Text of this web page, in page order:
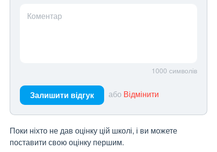
Коментар
1000 символів
Залишити відгук або Відмінити
Поки ніхто не дав оцінку цій школі, і ви можете
поставити свою оцінку першим.